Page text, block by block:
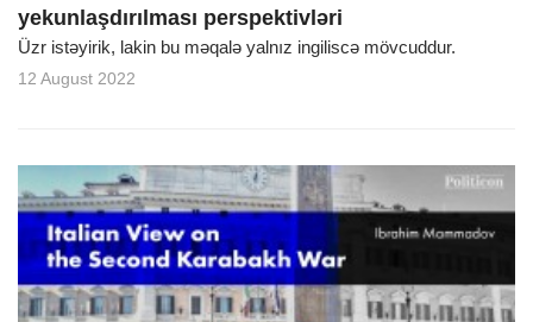
yekunlaşdırılması perspektivləri
Üzr istəyirik, lakin bu məqalə yalnız ingiliscə mövcuddur.
12 August 2022